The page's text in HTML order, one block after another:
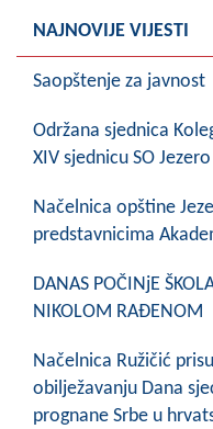
NAJNOVIJE VIJESTI
Saopštenje za javnost
Održana sjednica
XIV sjednicu SO Jezero
Načelnica opštine
predstavnicima
DANAS POČINjE
NIKOLOM RAĐENOM
Načelnica Ružičić
obilježavanju Dana
prognane Srbe u